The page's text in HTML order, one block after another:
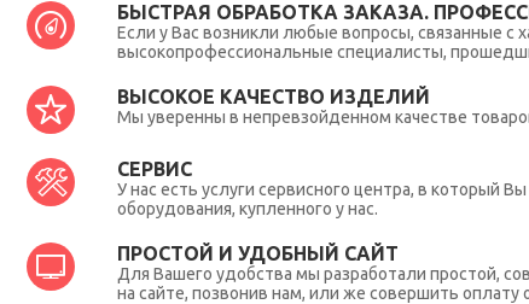
БЫСТРАЯ ОБРАБОТКА ЗАКАЗА.
Если у Вас возникли любые вопросы, связанные с
высокопрофессиональные специалисты,
ВЫСОКОЕ КАЧЕСТВО ИЗДЕЛИЙ
Мы уверенны в непревзойденном качестве
СЕРВИС
У нас есть услуги сервисного центра, в который
оборудования, купленного у нас.
ПРОСТОЙ И УДОБНЫЙ САЙТ
Для Вашего удобства мы разработали простой,
на сайте, позвонив нам, или же совершить